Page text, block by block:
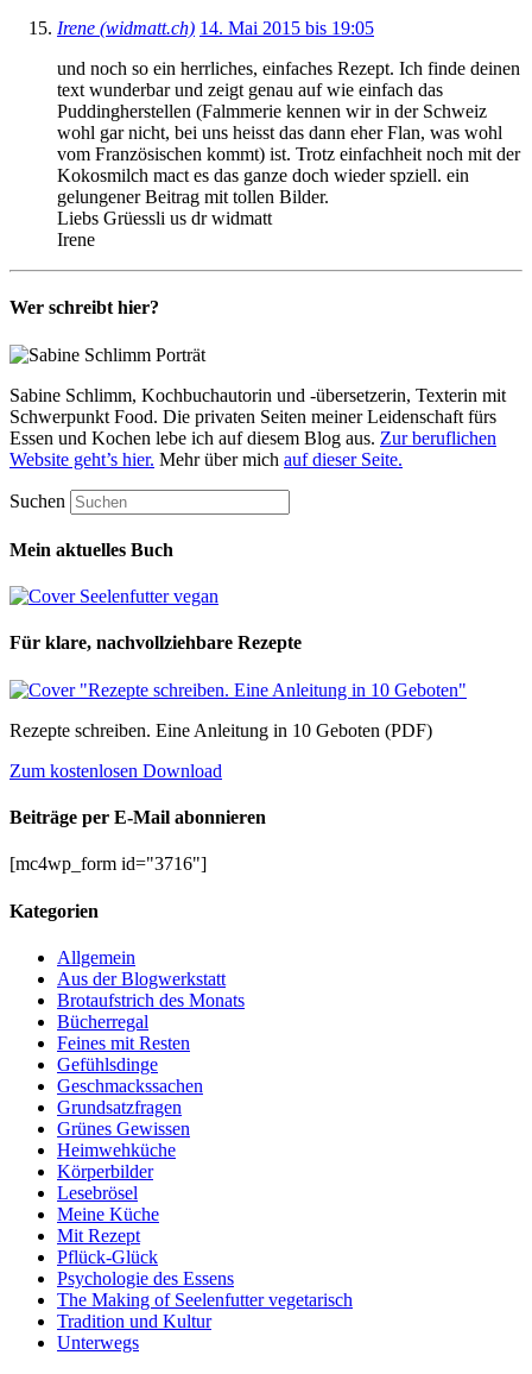
Irene (widmatt.ch) 14. Mai 2015 bis 19:05
und noch so ein herrliches, einfaches Rezept. Ich finde deinen
text wunderbar und zeigt genau auf wie einfach das
Puddingherstellen (Falmmerie kennen wir in der Schweiz
wohl gar nicht, bei uns heisst das dann eher Flan, was wohl
vom Französischen kommt) ist. Trotz einfachheit noch mit der
Kokosmilch mact es das ganze doch wieder spziell. ein
gelungener Beitrag mit tollen Bilder.
Liebs Grüessli us dr widmatt
Irene
Wer schreibt hier?
Sabine Schlimm, Kochbuchautorin und -übersetzerin, Texterin mit
Schwerpunkt Food. Die privaten Seiten meiner Leidenschaft fürs
Essen und Kochen lebe ich auf diesem Blog aus. Zur beruflichen
Website geht’s hier. Mehr über mich auf dieser Seite.
Suchen
Mein aktuelles Buch
Für klare, nachvollziehbare Rezepte
Rezepte schreiben. Eine Anleitung in 10 Geboten (PDF)
Zum kostenlosen Download
Beiträge per E-Mail abonnieren
[mc4wp_form id="3716"]
Kategorien
Allgemein
Aus der Blogwerkstatt
Brotaufstrich des Monats
Bücherregal
Feines mit Resten
Gefühlsdinge
Geschmackssachen
Grundsatzfragen
Grünes Gewissen
Heimwehküche
Körperbilder
Lesebrösel
Meine Küche
Mit Rezept
Pflück-Glück
Psychologie des Essens
The Making of Seelenfutter vegetarisch
Tradition und Kultur
Unterwegs